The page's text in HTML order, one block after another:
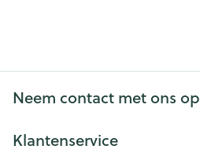
Neem contact met ons op
Klantenservice